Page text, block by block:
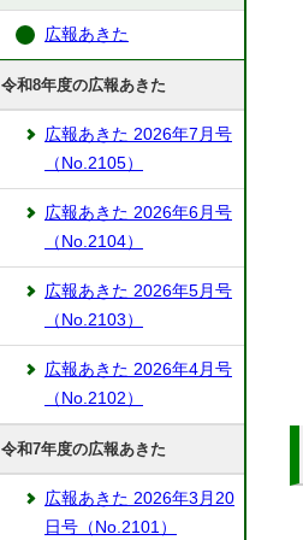
広報あきた
令和8年度の広報あきた
広報あきた 2026年7月号
（No.2105）
広報あきた 2026年6月号
（No.2104）
広報あきた 2026年5月号
（No.2103）
広報あきた 2026年4月号
（No.2102）
令和7年度の広報あきた
広報あきた 2026年3月20
日号（No.2101）